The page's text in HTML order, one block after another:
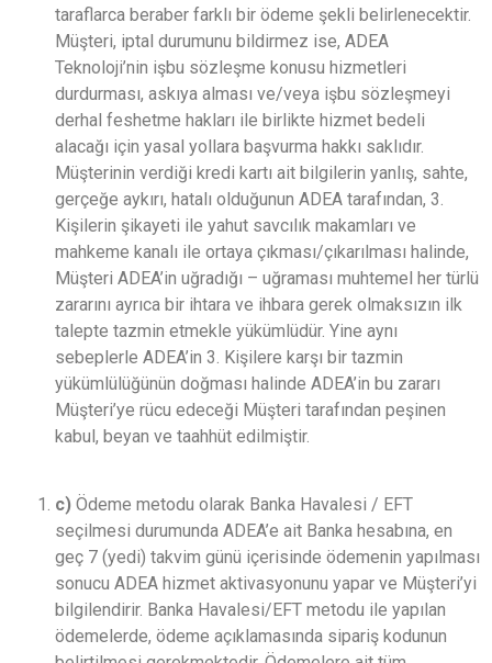
taraflarca beraber farklı bir ödeme şekli belirlenecektir.
Müşteri, iptal durumunu bildirmez ise, ADEA
Teknoloji’nin işbu sözleşme konusu hizmetleri
durdurması, askıya alması ve/veya işbu sözleşmeyi
derhal feshetme hakları ile birlikte hizmet bedeli
alacağı için yasal yollara başvurma hakkı saklıdır.
Müşterinin verdiği kredi kartı ait bilgilerin yanlış, sahte,
gerçeğe aykırı, hatalı olduğunun ADEA tarafından, 3.
Kişilerin şikayeti ile yahut savcılık makamları ve
mahkeme kanalı ile ortaya çıkması/çıkarılması halinde,
Müşteri ADEA’in uğradığı – uğraması muhtemel her türlü
zararını ayrıca bir ihtara ve ihbara gerek olmaksızın ilk
talepte tazmin etmekle yükümlüdür. Yine aynı
sebeplerle ADEA’in 3. Kişilere karşı bir tazmin
yükümlülüğünün doğması halinde ADEA’in bu zararı
Müşteri’ye rücu edeceği Müşteri tarafından peşinen
kabul, beyan ve taahhüt edilmiştir.
c) Ödeme metodu olarak Banka Havalesi / EFT
seçilmesi durumunda ADEA’e ait Banka hesabına, en
geç 7 (yedi) takvim günü içerisinde ödemenin yapılması
sonucu ADEA hizmet aktivasyonunu yapar ve Müşteri’yi
bilgilendirir. Banka Havalesi/EFT metodu ile yapılan
ödemelerde, ödeme açıklamasında sipariş kodunun